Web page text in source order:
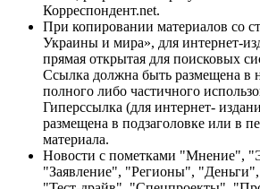
Корреспондент.net.
При копировании материалов со
Украины и мира», для интернет-
прямая открытая для поисковых
Ссылка должна быть размещена в
полного либо частичного
Гиперссылка (для интернет-
размещена в подзаголовке или в
материала.
Новости с пометками "Мнение",
"Заявление", "Регионы",